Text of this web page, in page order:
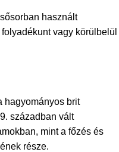
használt
vagy körülbelül
hagyományos brit
században vált
mint a főzés és
része.